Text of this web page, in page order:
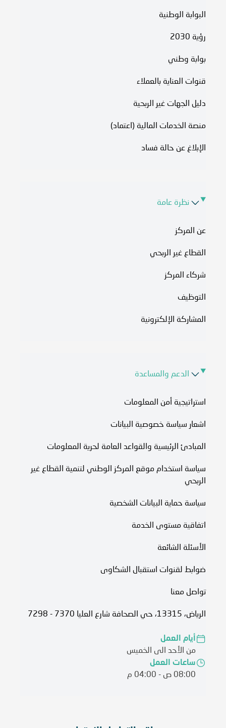
البوابة الوطنية
رؤية 2030
بوابة وطني
قنوات العناية بالعملاء
دليل الجهات غير الربحية
منصة الخدمات المالية (اعتماد)
الإبلاغ عن حالة فساد
نظرة عامة
عن المركز
القطاع غير الربحي
شركاء المركز
التوظيف
المشاركة الإلكترونية
الدعم والمساعدة
استراتيجية أمن المعلومات
اشعار سياسة خصوصية البيانات
المبادئ الرئيسية والقواعد العامة لحرية المعلومات
سياسة استخدام موقع المركز الوطني لتنمية القطاع غير
الربحي
سياسة حماية البيانات الشخصية
اتفاقية مستوى الخدمة​
الأسئلة الشائعة
ضوابط لقنوات استقبال الشكاوى
تواصل معنا
الرياض، 13315، حي الصحافة شارع العليا 7370 - 7298
أيام العمل
من الأحد الى الخميس
ساعات العمل
08:00 ص - 04:00 م